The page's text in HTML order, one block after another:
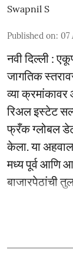
Swapnil S
Published on: 07
नवी दिल्ली :
जागतिक
व्या
रिअल इस्टेट
फ्रँक ग्लोबल
केला. या
मध्य पूर्व आणि
बाजारपेठांची